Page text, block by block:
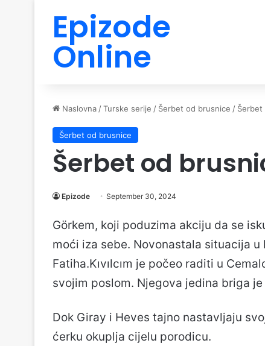
Epizode
Online
Naslovna /Turske serije / Šerbet od brusnice / Šerbet
Šerbet od brusnice
Šerbet od
Epizode September 30, 2024
Görkem, koji poduzima akciju da se
moći iza sebe. Novonastala situacija
Fatiha.Kıvılcım je počeo raditi u
svojim poslom. Njegova jedina briga
Dok Giray i Heves tajno nastavljaju
ćerku okuplja cijelu porodicu.